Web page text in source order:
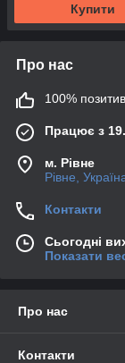
Купити
Про нас
100%
Працює з
м. Рівне
Рівне,
Контакти
Сьогодні
Показати
Про нас
Контакти